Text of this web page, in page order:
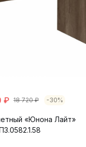
₽ 18 720 ₽ -30%
«Юнона Лайт»